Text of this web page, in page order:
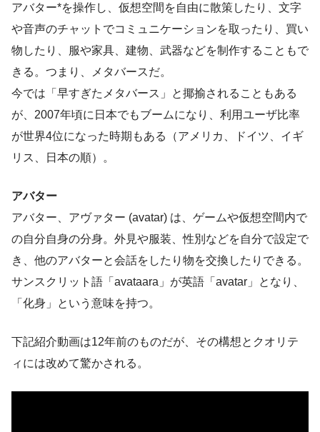
アバター*を操作し、仮想空間を自由に散策したり、文字
や音声のチャットでコミュニケーションを取ったり、買い
物したり、服や家具、建物、武器などを制作することもで
きる。つまり、メタバースだ。
今では「早すぎたメタバース」と揶揄されることもある
が、2007年頃に日本でもブームになり、利用ユーザ比率
が世界4位になった時期もある（アメリカ、ドイツ、イギ
リス、日本の順）。
アバター
アバター、アヴァター (avatar) は、ゲームや仮想空間内で
の自分自身の分身。外見や服装、性別などを自分で設定で
き、他のアバターと会話をしたり物を交換したりできる。
サンスクリット語「avataara」が英語「avatar」となり、
「化身」という意味を持つ。
下記紹介動画は12年前のものだが、その構想とクオリテ
ィには改めて驚かされる。